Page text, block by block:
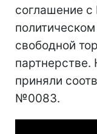
соглашение с
свободной
приняли
№0083.